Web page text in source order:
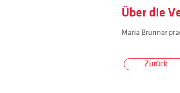
Über die
Maria Brunner
Zurück